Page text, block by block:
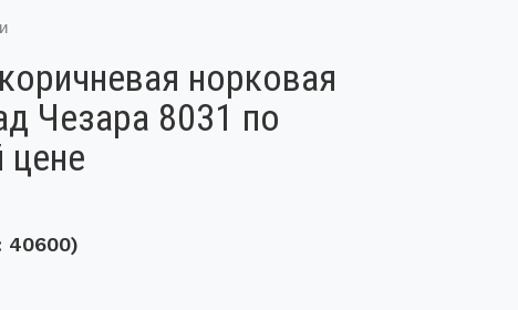
норковая
Чезара 8031 по
цене
40600)